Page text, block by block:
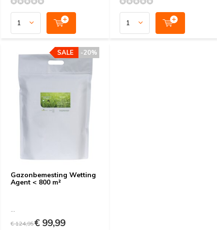
Gazonbemesting Wetting
Agent < 800 m²
-20%
SALE
...
€ 124,95€ 99,99